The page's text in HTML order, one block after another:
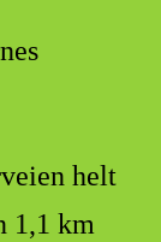
helt
1,1 km